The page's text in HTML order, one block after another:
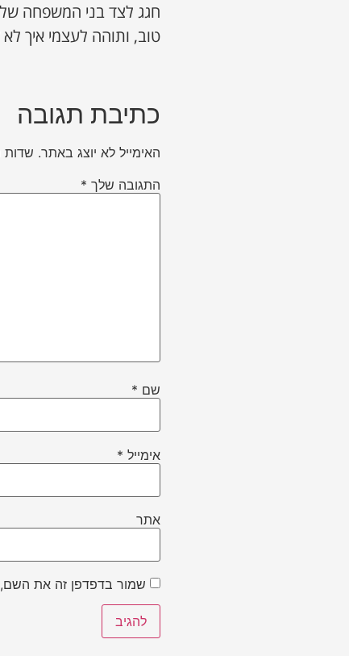
חגג לצד בני המשפחה
טוב, ותוהה לעצמי איך
כתיבת תגובה
האימייל לא יוצג באתר. שדות
התגובה שלך *
שם *
אימייל *
אתר
שמור בדפדפן זה את